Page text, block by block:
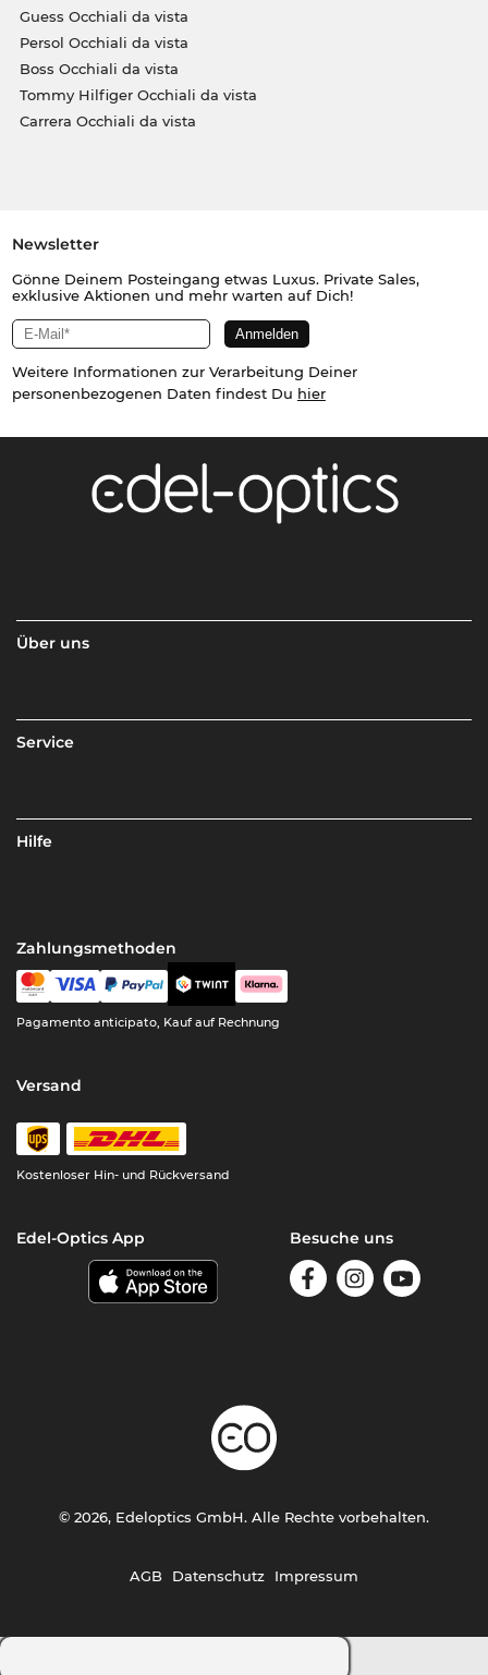
Guess Occhiali da vista
Persol Occhiali da vista
Boss Occhiali da vista
Tommy Hilfiger Occhiali da vista
Carrera Occhiali da vista
Newsletter
Gönne Deinem Posteingang etwas Luxus. Private Sales,
exklusive Aktionen und mehr warten auf Dich!
Weitere Informationen zur Verarbeitung Deiner
personenbezogenen Daten findest Du hier
Über uns
Service
Hilfe
Zahlungsmethoden
Pagamento anticipato, Kauf auf Rechnung
Versand
Kostenloser Hin- und Rückversand
Edel-Optics App Besuche uns
AGB Datenschutz Impressum
© 2026, Edeloptics GmbH. Alle Rechte vorbehalten.